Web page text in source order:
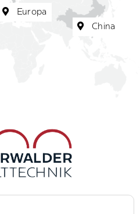
Europa
China